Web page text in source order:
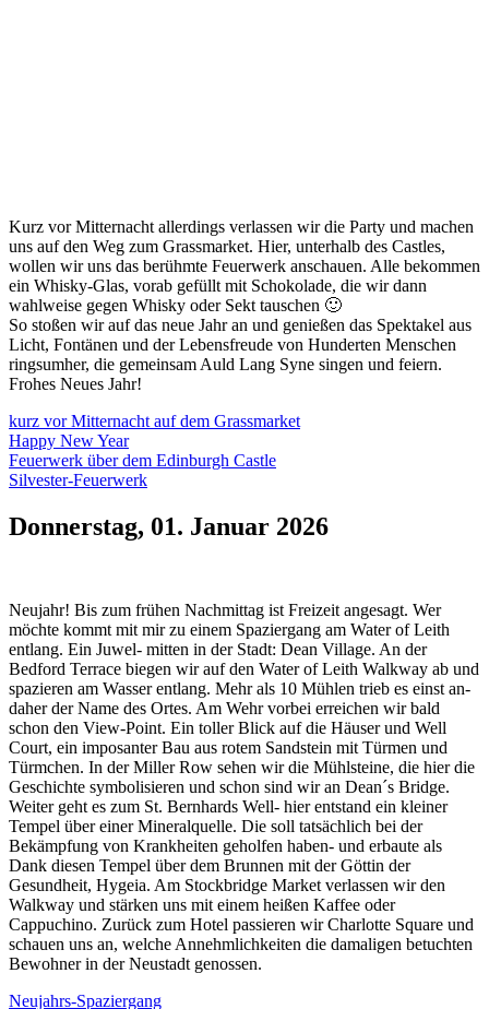
Kurz vor Mitternacht allerdings verlassen wir die Party und machen
uns auf den Weg zum Grassmarket. Hier, unterhalb des Castles,
wollen wir uns das berühmte Feuerwerk anschauen. Alle bekommen
ein Whisky-Glas, vorab gefüllt mit Schokolade, die wir dann
wahlweise gegen Whisky oder Sekt tauschen 🙂
So stoßen wir auf das neue Jahr an und genießen das Spektakel aus
Licht, Fontänen und der Lebensfreude von Hunderten Menschen
ringsumher, die gemeinsam Auld Lang Syne singen und feiern.
Frohes Neues Jahr!
kurz vor Mitternacht auf dem Grassmarket
Happy New Year
Feuerwerk über dem Edinburgh Castle
Silvester-Feuerwerk
Donnerstag, 01. Januar 2026
Neujahr! Bis zum frühen Nachmittag ist Freizeit angesagt. Wer
möchte kommt mit mir zu einem Spaziergang am Water of Leith
entlang. Ein Juwel- mitten in der Stadt: Dean Village. An der
Bedford Terrace biegen wir auf den Water of Leith Walkway ab und
spazieren am Wasser entlang. Mehr als 10 Mühlen trieb es einst an-
daher der Name des Ortes. Am Wehr vorbei erreichen wir bald
schon den View-Point. Ein toller Blick auf die Häuser und Well
Court, ein imposanter Bau aus rotem Sandstein mit Türmen und
Türmchen. In der Miller Row sehen wir die Mühlsteine, die hier die
Geschichte symbolisieren und schon sind wir an Dean´s Bridge.
Weiter geht es zum St. Bernhards Well- hier entstand ein kleiner
Tempel über einer Mineralquelle. Die soll tatsächlich bei der
Bekämpfung von Krankheiten geholfen haben- und erbaute als
Dank diesen Tempel über dem Brunnen mit der Göttin der
Gesundheit, Hygeia. Am Stockbridge Market verlassen wir den
Walkway und stärken uns mit einem heißen Kaffee oder
Cappuchino. Zurück zum Hotel passieren wir Charlotte Square und
schauen uns an, welche Annehmlichkeiten die damaligen betuchten
Bewohner in der Neustadt genossen.
Neujahrs-Spaziergang